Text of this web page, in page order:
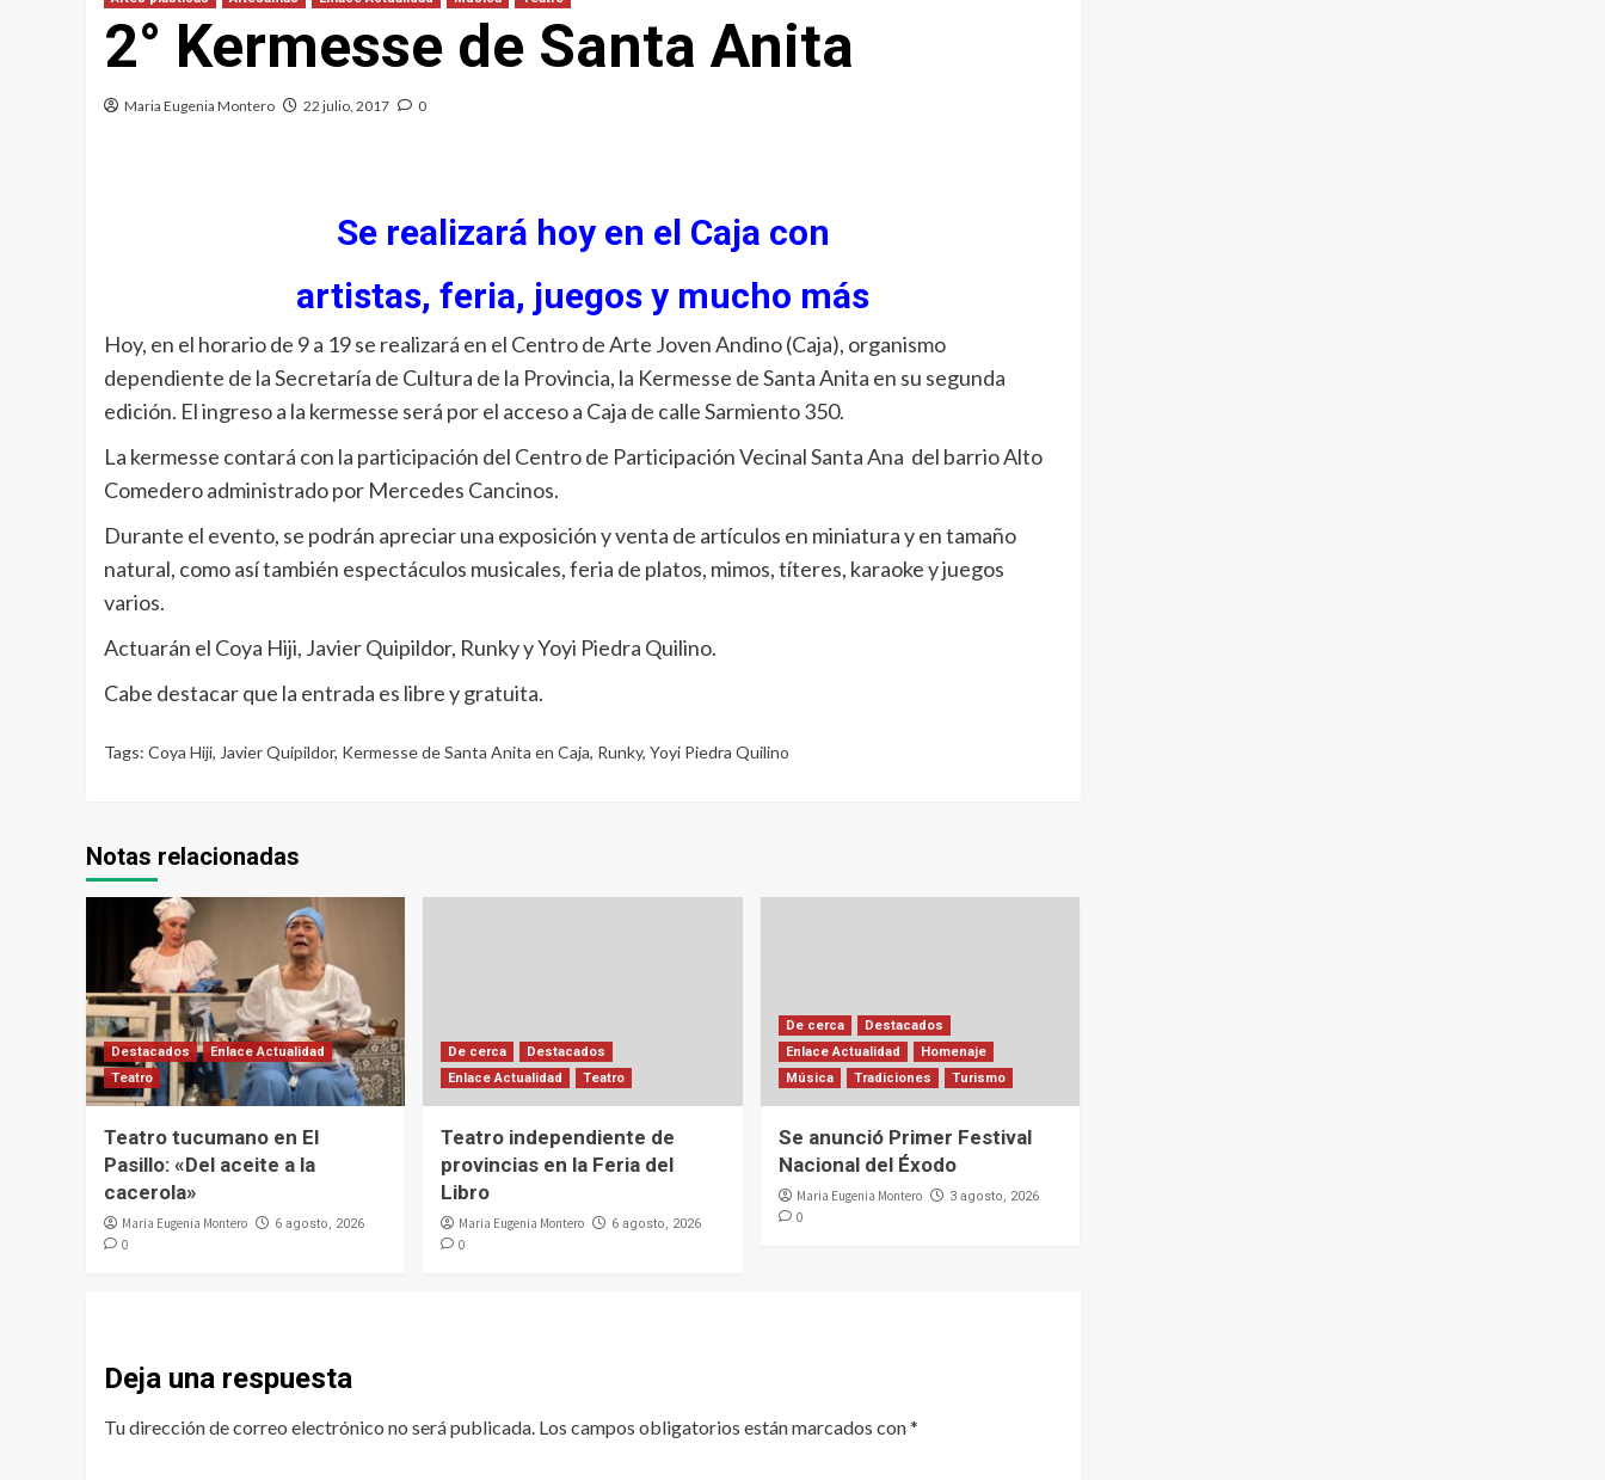
2° Kermesse de Santa Anita
Maria Eugenia Montero 22 julio, 2017 0
Se realizará hoy en el Caja con
artistas, feria, juegos y mucho más
Hoy, en el horario de 9 a 19 se realizará en el Centro de Arte Joven Andino (Caja), organismo
dependiente de la Secretaría de Cultura de la Provincia, la Kermesse de Santa Anita en su segunda
edición. El ingreso a la kermesse será por el acceso a Caja de calle Sarmiento 350.
La kermesse contará con la participación del Centro de Participación Vecinal Santa Ana del barrio Alto
Comedero administrado por Mercedes Cancinos.
Durante el evento, se podrán apreciar una exposición y venta de artículos en miniatura y en tamaño
natural, como así también espectáculos musicales, feria de platos, mimos, títeres, karaoke y juegos
varios.
Actuarán el Coya Hiji, Javier Quipildor, Runky y Yoyi Piedra Quilino.
Cabe destacar que la entrada es libre y gratuita.
Tags: Coya Hiji, Javier Quipildor, Kermesse de Santa Anita en Caja, Runky, Yoyi Piedra Quilino
Notas relacionadas
Destacados
Enlace Actualidad
Teatro
Teatro tucumano en El
Pasillo: «Del aceite a la
cacerola»
Maria Eugenia Montero 6 agosto, 2026
0
De cerca
Destacados
Enlace Actualidad
Teatro
Teatro independiente de
provincias en la Feria del
Libro
Maria Eugenia Montero 6 agosto, 2026
0
De cerca
Destacados
Enlace Actualidad
Homenaje
Música
Tradiciones Turismo
Se anunció Primer Festival
Nacional del Éxodo
Maria Eugenia Montero 3 agosto, 2026
0
Deja una respuesta
Tu dirección de correo electrónico no será publicada. Los campos obligatorios están marcados con*